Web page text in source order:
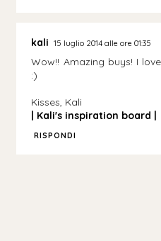
kali 15 luglio 2014 alle ore 01:35
Wow!! Amazing buys! I
:)
Kisses, Kali
| Kali's inspiration board |
RISPONDI